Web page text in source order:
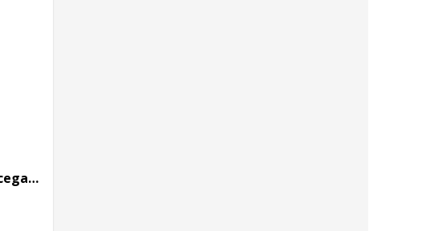
Cedera Olahraga; Pencegahan dan Perawatan